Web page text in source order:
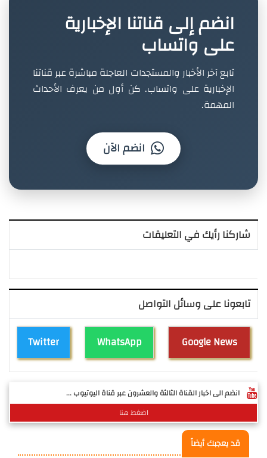
انضم إلى قناتنا الإخبارية
على واتساب
تابع آخر الأخبار والمستجدات العاجلة مباشرة عبر قناتنا
الإخبارية على واتساب. كن أول من يعرف الأحداث
المهمة.
انضم الآن
شاركنا رأيك في التعليقات
تابعونا على وسائل التواصل
Twitter WhatsApp Google News
انضم الى اخبار القناة الثالثة والعشرون عبر قناة اليوتيوب ...
اضغط هنا
قد يعجبك أيضاً